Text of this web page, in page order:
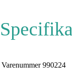
Varenummer 990224